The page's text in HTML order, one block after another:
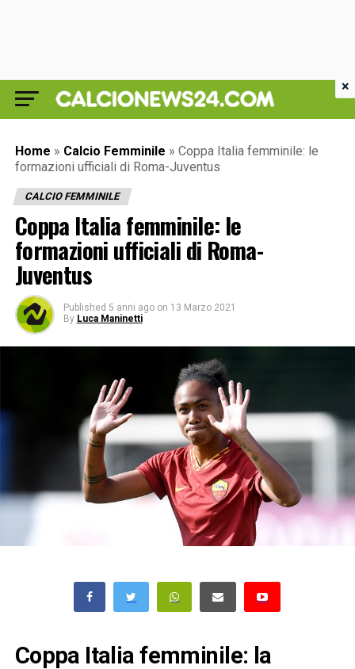
Home » Calcio Femminile » Coppa Italia femminile: le
formazioni ufficiali di Roma-Juventus
CALCIO FEMMINILE
Coppa Italia femminile: le
formazioni ufficiali di Roma-
Juventus
Published 5 anni ago on 13 Marzo 2021
By Luca Maninetti
Coppa Italia femminile: la
×